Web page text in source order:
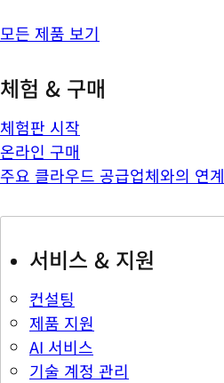
모든 제품 보기
체험 & 구매
체험판 시작
온라인 구매
주요 클라우드 공급업체와의 연계
서비스 & 지원
컨설팅
제품 지원
AI 서비스
기술 계정 관리